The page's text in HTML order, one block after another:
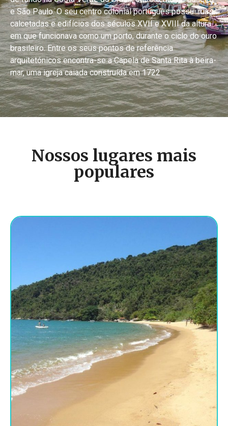
e São Paulo. O seu centro colonial português possui ruas
calcetadas e edifícios dos séculos XVII e XVIII da altura
em que funcionava como um porto, durante o ciclo do ouro
brasileiro. Entre os seus pontos de referência
arquitetónicos encontra-se a Capela de Santa Rita à beira-
mar, uma igreja caiada construída em 1722
Nossos lugares mais
populares